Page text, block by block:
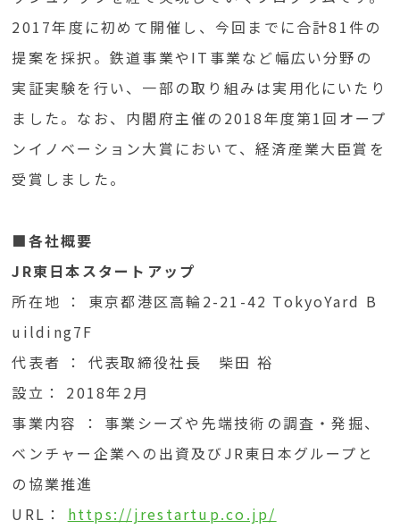
2017年度に初めて開催し、今回までに合計81件の
提案を採択。鉄道事業やIT事業など幅広い分野の
実証実験を行い、一部の取り組みは実用化にいたり
ました。なお、内閣府主催の2018年度第1回オープ
ンイノベーション大賞において、経済産業大臣賞を
受賞しました。
■各社概要
JR東日本スタートアップ
所在地 ： 東京都港区高輪2-21-42 TokyoYard B
uilding7F
代表者 ： 代表取締役社長 柴田 裕
設立： 2018年2月
事業内容 ： 事業シーズや先端技術の調査・発掘、
ベンチャー企業への出資及びJR東日本グループと
の協業推進
URL： https://jrestartup.co.jp/